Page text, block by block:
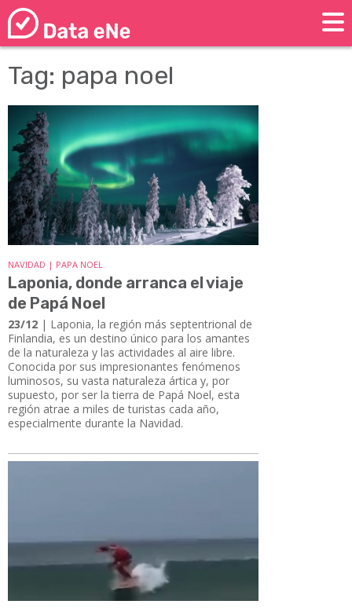
Tag: papa noel
NAVIDAD | PAPA NOEL
Laponia, donde arranca el viaje
de Papá Noel
23/12 | Laponia, la región más septentrional de
Finlandia, es un destino único para los amantes
de la naturaleza y las actividades al aire libre.
Conocida por sus impresionantes fenómenos
luminosos, su vasta naturaleza ártica y, por
supuesto, por ser la tierra de Papá Noel, esta
región atrae a miles de turistas cada año,
especialmente durante la Navidad.